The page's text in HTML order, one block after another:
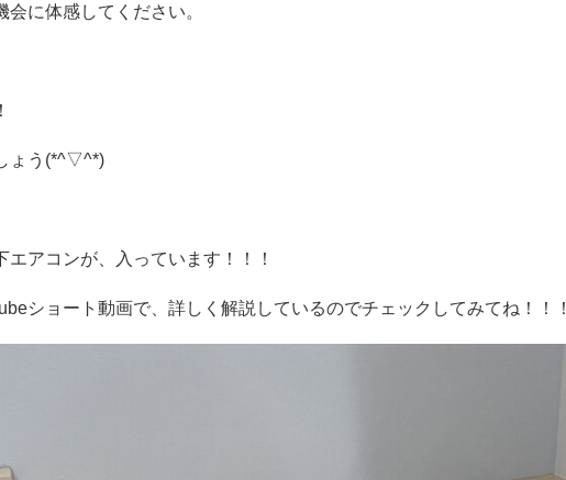
会に体感してください。
ょう(*^▽^*)
エアコンが、入っています！！！
ショート動画で、詳しく解説しているのでチェックしてみてね！！！